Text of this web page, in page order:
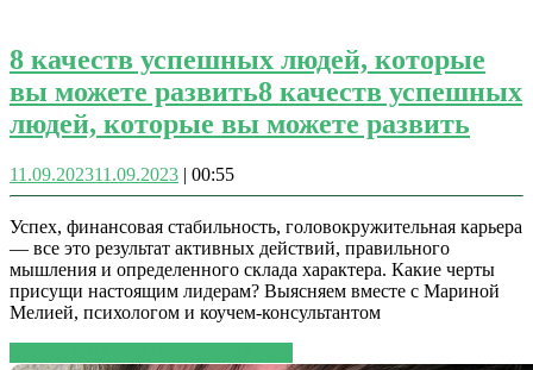
8 качеств успешных людей, которые
вы можете развить8 качеств успешных
людей, которые вы можете развить
11.09.202311.09.2023 | 00:55
Успех, финансовая стабильность, головокружительная карьера
— все это результат активных действий, правильного
мышления и определенного склада характера. Какие черты
присущи настоящим лидерам? Выясняем вместе с Мариной
Мелией, психологом и коучем-консультантом